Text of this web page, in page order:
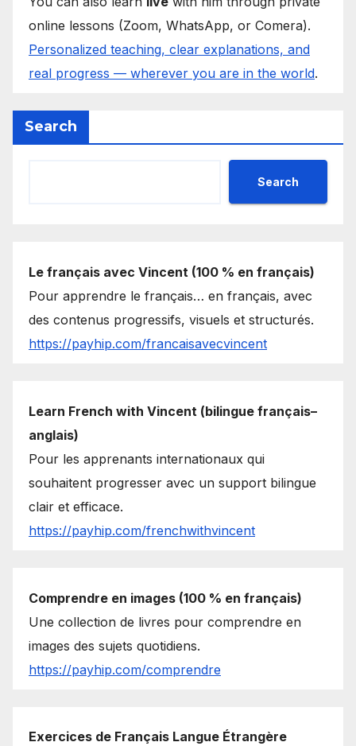
online lessons (Zoom, WhatsApp, or Comera).
Personalized teaching, clear explanations, and
real progress — wherever you are in the world.
Search
Search
Le français avec Vincent (100 % en français)
Pour apprendre le français… en français, avec
des contenus progressifs, visuels et structurés.
https://payhip.com/francaisavecvincent
Learn French with Vincent (bilingue français–
anglais)
Pour les apprenants internationaux qui
souhaitent progresser avec un support bilingue
clair et efficace.
https://payhip.com/frenchwithvincent
Comprendre en images (100 % en français)
Une collection de livres pour comprendre en
images des sujets quotidiens.
https://payhip.com/comprendre
Exercices de Français Langue Étrangère